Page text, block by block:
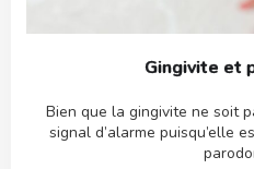
Gingivite et
Bien que la gingivite ne soit
signal d’alarme puisqu’elle